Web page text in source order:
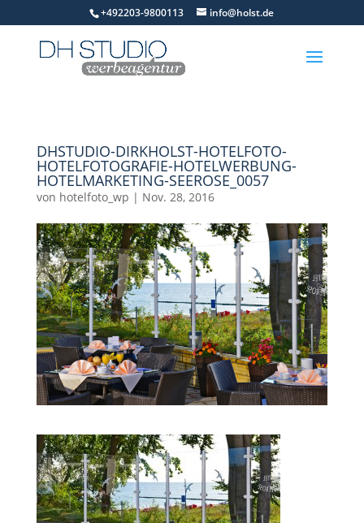
+492203-9800113 info@holst.de
DHSTUDIO-DIRKHOLST-HOTELFOTO-
HOTELFOTOGRAFIE-HOTELWERBUNG-
HOTELMARKETING-SEEROSE_0057
von hotelfoto_wp | Nov. 28, 2016